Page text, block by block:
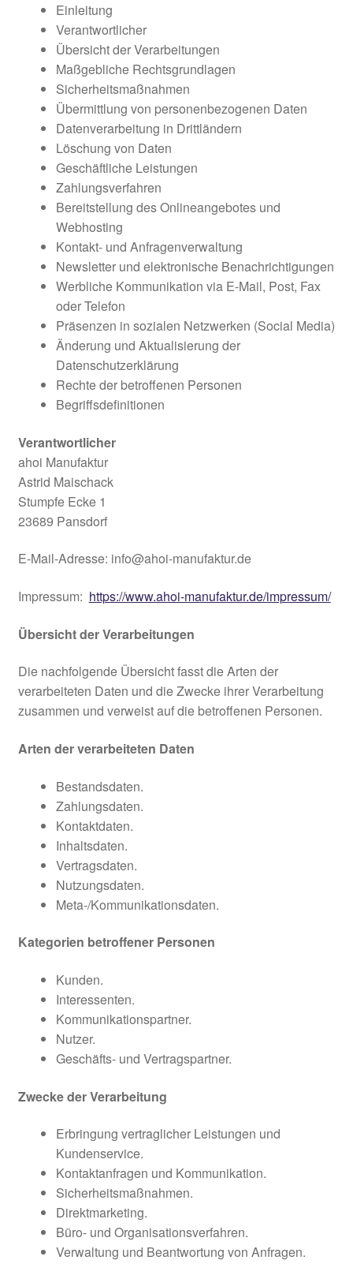
Einleitung
Verantwortlicher
Übersicht der Verarbeitungen
Maßgebliche Rechtsgrundlagen
Sicherheitsmaßnahmen
Übermittlung von personenbezogenen Daten
Datenverarbeitung in Drittländern
Löschung von Daten
Geschäftliche Leistungen
Zahlungsverfahren
Bereitstellung des Onlineangebotes und
Webhosting
Kontakt- und Anfragenverwaltung
Newsletter und elektronische Benachrichtigungen
Werbliche Kommunikation via E-Mail, Post, Fax
oder Telefon
Präsenzen in sozialen Netzwerken (Social Media)
Änderung und Aktualisierung der
Datenschutzerklärung
Rechte der betroffenen Personen
Begriffsdefinitionen
Verantwortlicher
ahoi Manufaktur
Astrid Maischack
Stumpfe Ecke 1
23689 Pansdorf
E-Mail-Adresse: info@ahoi-manufaktur.de
Impressum: https://www.ahoi-manufaktur.de/impressum/
Übersicht der Verarbeitungen
Die nachfolgende Übersicht fasst die Arten der
verarbeiteten Daten und die Zwecke ihrer Verarbeitung
zusammen und verweist auf die betroffenen Personen.
Arten der verarbeiteten Daten
Bestandsdaten.
Zahlungsdaten.
Kontaktdaten.
Inhaltsdaten.
Vertragsdaten.
Nutzungsdaten.
Meta-/Kommunikationsdaten.
Kategorien betroffener Personen
Kunden.
Interessenten.
Kommunikationspartner.
Nutzer.
Geschäfts- und Vertragspartner.
Zwecke der Verarbeitung
Erbringung vertraglicher Leistungen und
Kundenservice.
Kontaktanfragen und Kommunikation.
Sicherheitsmaßnahmen.
Direktmarketing.
Büro- und Organisationsverfahren.
Verwaltung und Beantwortung von Anfragen.